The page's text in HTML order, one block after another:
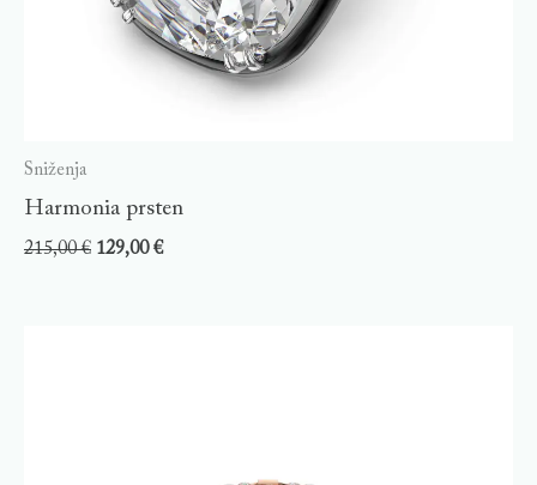
Sniženja
Harmonia prsten
215,00€ 129,00€